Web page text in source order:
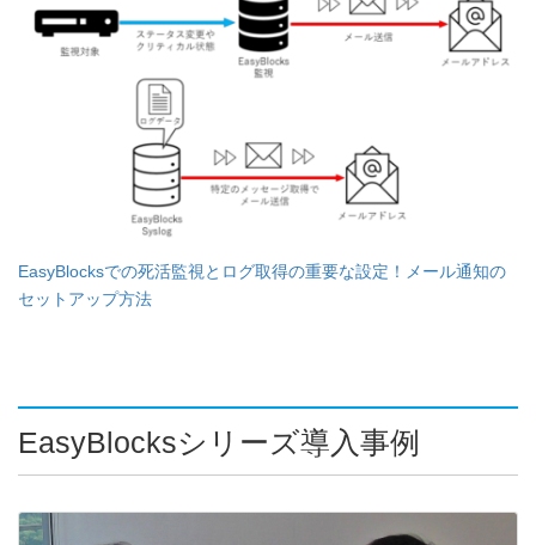
EasyBlocksでの死活監視とログ取得の重要な設定！メール通知の
セットアップ方法
EasyBlocksシリーズ導入事例